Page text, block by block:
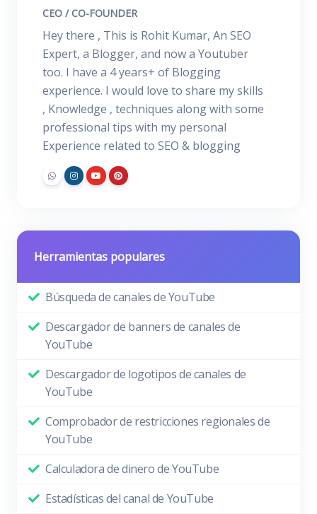
CEO / CO-FOUNDER
Hey there , This is Rohit Kumar, An SEO
Expert, a Blogger, and now a Youtuber
too. I have a 4 years+ of Blogging
experience. I would love to share my skills
, Knowledge , techniques along with some
professional tips with my personal
Experience related to SEO & blogging
Herramientas populares
Búsqueda de canales de YouTube
Descargador de banners de canales de
YouTube
Descargador de logotipos de canales de
YouTube
Comprobador de restricciones regionales de
YouTube
Calculadora de dinero de YouTube
Estadísticas del canal de YouTube